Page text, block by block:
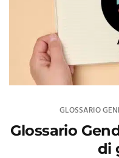
GLOSSARIO
Glossario
di